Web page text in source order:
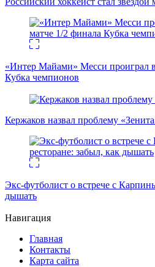
«Интер Майами» Месси проиграл
Кубка чемпионов
Кержаков назвал проблему
Экс-футболист о встрече с
дышать
Навигация
Главная
Контакты
Карта сайта